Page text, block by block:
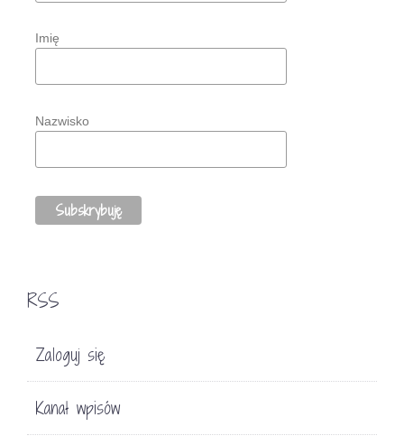
Imię
Nazwisko
RSS
Zaloguj się
Kanał wpisów